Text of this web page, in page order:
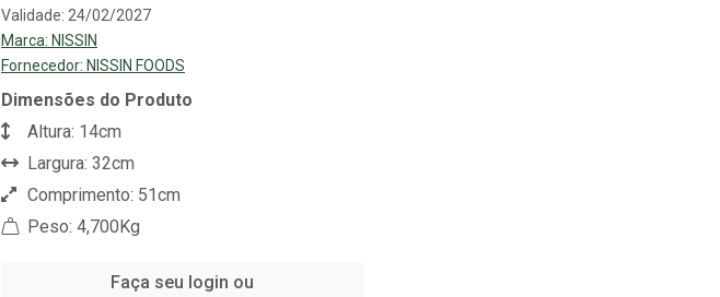
Validade: 24/02/2027
Marca: NISSIN
Fornecedor: NISSIN FOODS
Dimensões do Produto
Altura: 14cm
Largura: 32cm
Comprimento: 51cm
Peso: 4,700Kg
Faça seu login ou